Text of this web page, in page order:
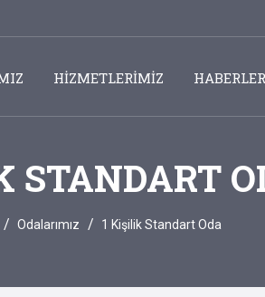
HİZMETLERİMİZ HABERLER
STANDART
Odalarımız 1 Kişilik Standart Oda